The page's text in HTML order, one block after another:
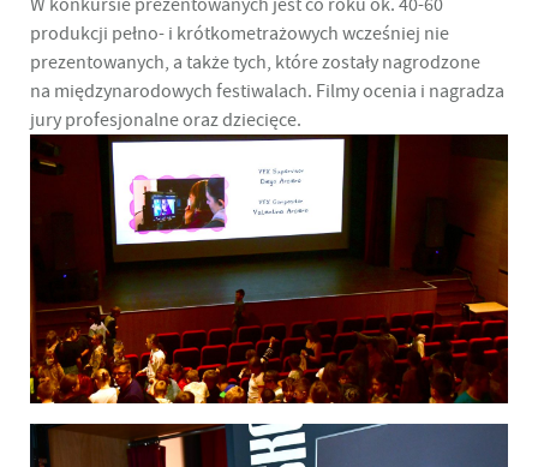
W konkursie prezentowanych jest co roku ok. 40-60
produkcji pełno- i krótkometrażowych wcześniej nie
prezentowanych, a także tych, które zostały nagrodzone
na międzynarodowych festiwalach. Filmy ocenia i nagradza
jury profesjonalne oraz dziecięce.